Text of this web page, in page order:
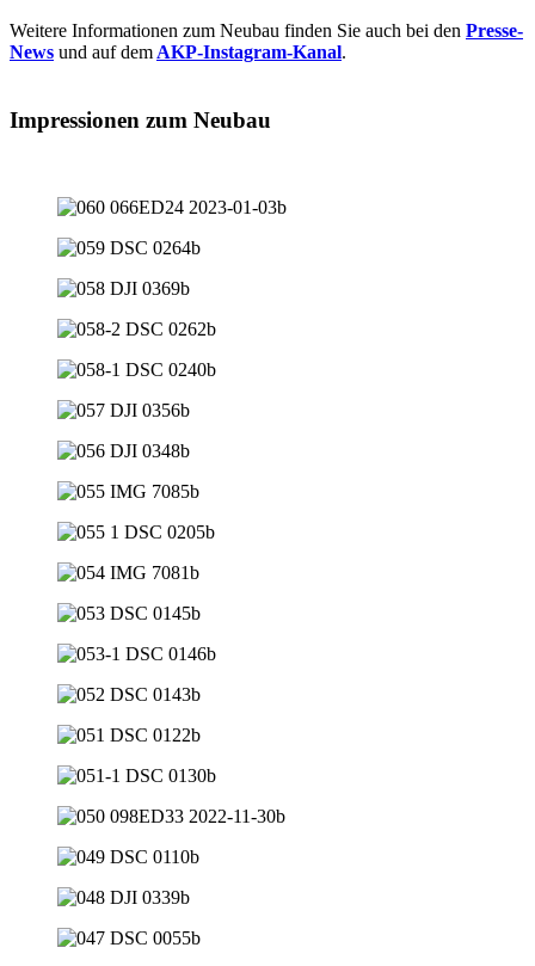
Weitere Informationen zum Neubau finden Sie auch bei den Presse-
News und auf dem AKP-Instagram-Kanal.
Impressionen zum Neubau